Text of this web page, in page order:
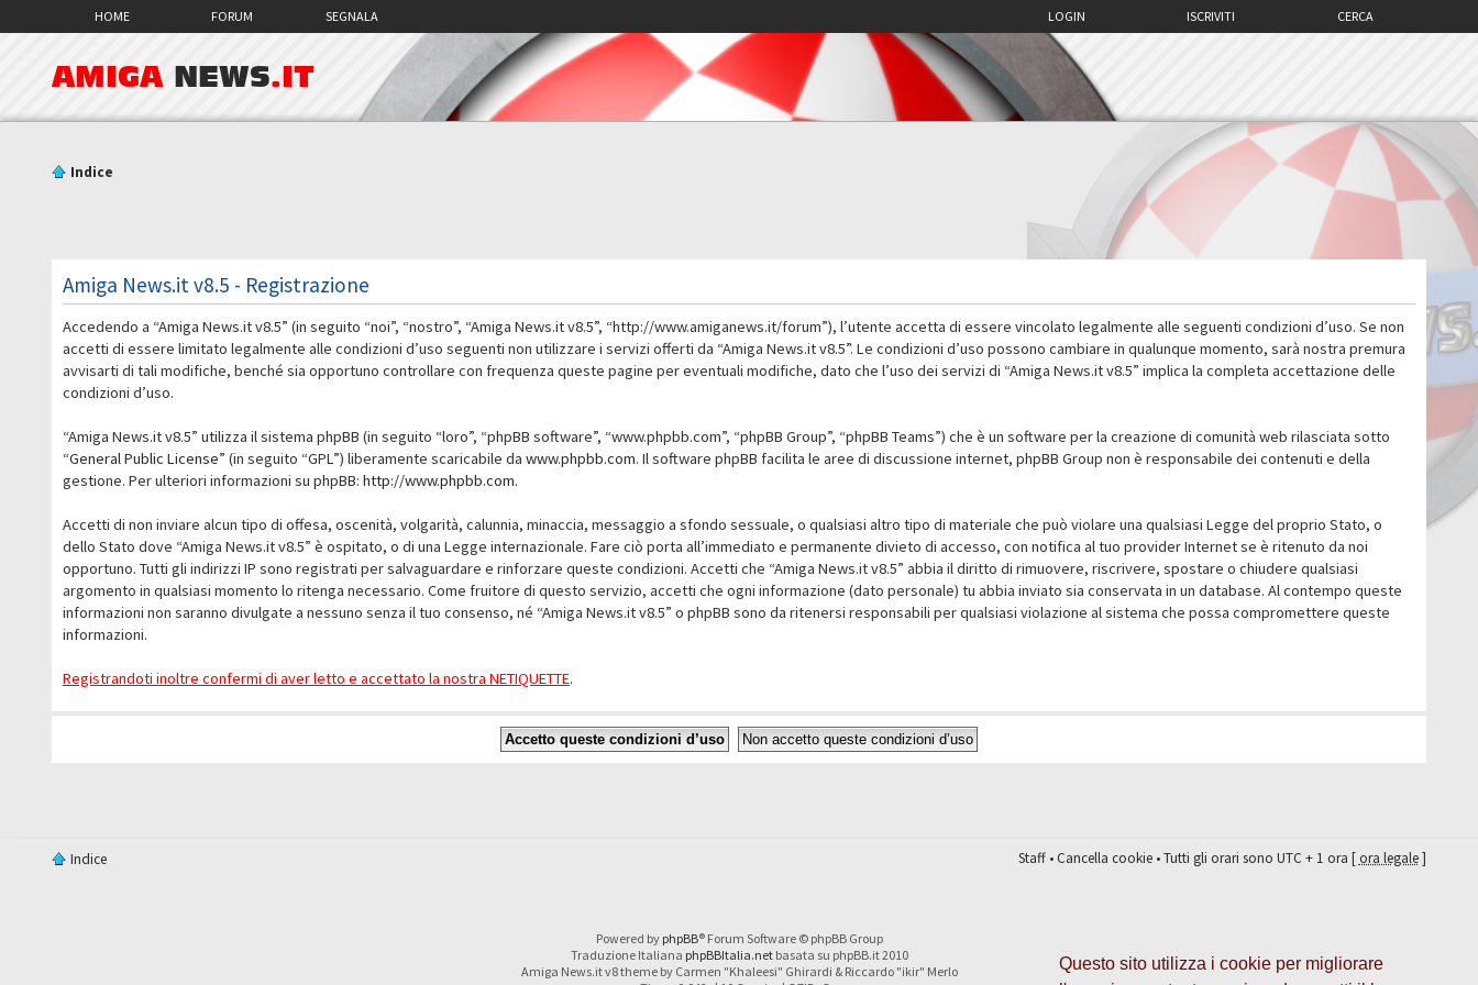
Questo sito utilizza i cookie per migliorare
HOME FORUM SEGNALA CERCA
ISCRIVITI
LOGIN
AMIGA NEWS.IT
Indice
Amiga News.it v8.5 - Registrazione
Accedendo a “Amiga News.it v8.5” (in seguito “noi”, “nostro”, “Amiga News.it v8.5”, “http://www.amiganews.it/forum”), l’utente accetta di essere vincolato legalmente alle seguenti condizioni d’uso. Se non
accetti di essere limitato legalmente alle condizioni d’uso seguenti non utilizzare i servizi offerti da “Amiga News.it v8.5”. Le condizioni d’uso possono cambiare in qualunque momento, sarà nostra premura
avvisarti di tali modifiche, benché sia opportuno controllare con frequenza queste pagine per eventuali modifiche, dato che l’uso dei servizi di “Amiga News.it v8.5” implica la completa accettazione delle
condizioni d’uso.
“Amiga News.it v8.5” utilizza il sistema phpBB (in seguito “loro”, “phpBB software”, “www.phpbb.com”, “phpBB Group”, “phpBB Teams”) che è un software per la creazione di comunità web rilasciata sotto
“General Public License” (in seguito “GPL”) liberamente scaricabile dawww.phpbb.com. Il software phpBB facilita le aree di discussione internet, phpBB Group non è responsabile dei contenuti e della
gestione. Per ulteriori informazioni su phpBB:http://www.phpbb.com.
Accetti di non inviare alcun tipo di offesa, oscenità, volgarità, calunnia, minaccia, messaggio a sfondo sessuale, o qualsiasi altro tipo di materiale che può violare una qualsiasi Legge del proprio Stato, o
dello Stato dove “Amiga News.it v8.5” è ospitato, o di una Legge internazionale. Fare ciò porta all’immediato e permanente divieto di accesso, con notifica al tuo provider Internet se è ritenuto da noi
opportuno. Tutti gli indirizzi IP sono registrati per salvaguardare e rinforzare queste condizioni. Accetti che “Amiga News.it v8.5” abbia il diritto di rimuovere, riscrivere, spostare o chiudere qualsiasi
argomento in qualsiasi momento lo ritenga necessario. Come fruitore di questo servizio, accetti che ogni informazione (dato personale) tu abbia inviato sia conservata in un database. Al contempo queste
informazioni non saranno divulgate a nessuno senza il tuo consenso, né “Amiga News.it v8.5” o phpBB sono da ritenersi responsabili per qualsiasi violazione al sistema che possa compromettere queste
informazioni.
Registrandoti inoltre confermi di aver letto e accettato la nostra NETIQUETTE.
Indice Staff•Cancella cookie• Tutti gli orari sono UTC + 1 ora [ora legale]
Powered by phpBB® Forum Software © phpBB Group
Traduzione Italiana phpBBItalia.netbasata su phpBB.it 2010
Amiga News.it v8 theme by Carmen "Khaleesi" Ghirardi & Riccardo "ikir" Merlo